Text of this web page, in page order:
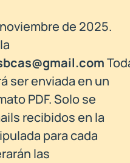
de 2025.
ser enviada en un
PDF. Solo se
recibidos en la
para cada
las